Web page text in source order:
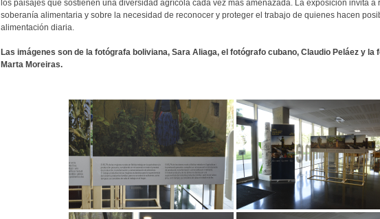
los paisajes que sostienen una diversidad agrícola cada vez más amenazada. La exposición invita a
soberanía alimentaria y sobre la necesidad de reconocer y proteger el trabajo de quienes hacen
alimentación diaria.
Las imágenes son de la fotógrafa boliviana, Sara Aliaga, el fotógrafo cubano, Claudio Peláez y la
Marta Moreiras.